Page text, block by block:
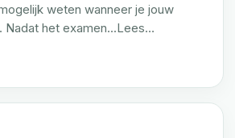
weten wanneer je jouw
Nadat het examen...Lees…